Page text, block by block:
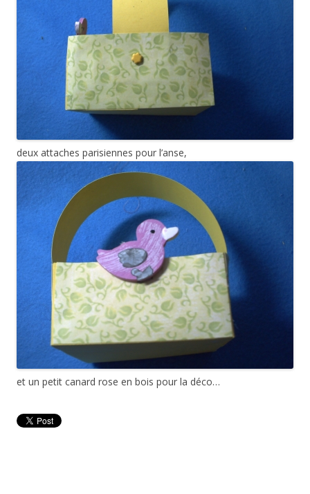
deux attaches parisiennes pour l’anse,
et un petit canard rose en bois pour la déco…